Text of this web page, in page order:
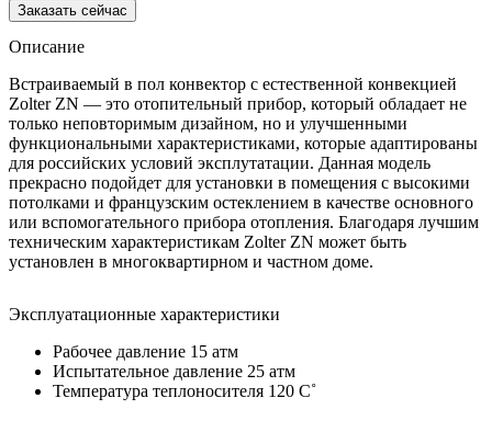
Заказать сейчас
Описание
Встраиваемый в пол конвектор с естественной конвекцией
Zolter ZN — это отопительный прибор, который обладает не
только неповторимым дизайном, но и улучшенными
функциональными характеристиками, которые адаптированы
для российских условий эксплутатации. Данная модель
прекрасно подойдет для установки в помещения с высокими
потолками и французским остеклением в качестве основного
или вспомогательного прибора отопления. Благодаря лучшим
техническим характеристикам Zolter ZN может быть
установлен в многоквартирном и частном доме.
Эксплуатационные характеристики
Рабочее давление 15 атм
Испытательное давление 25 атм
Температура теплоносителя 120 C˚